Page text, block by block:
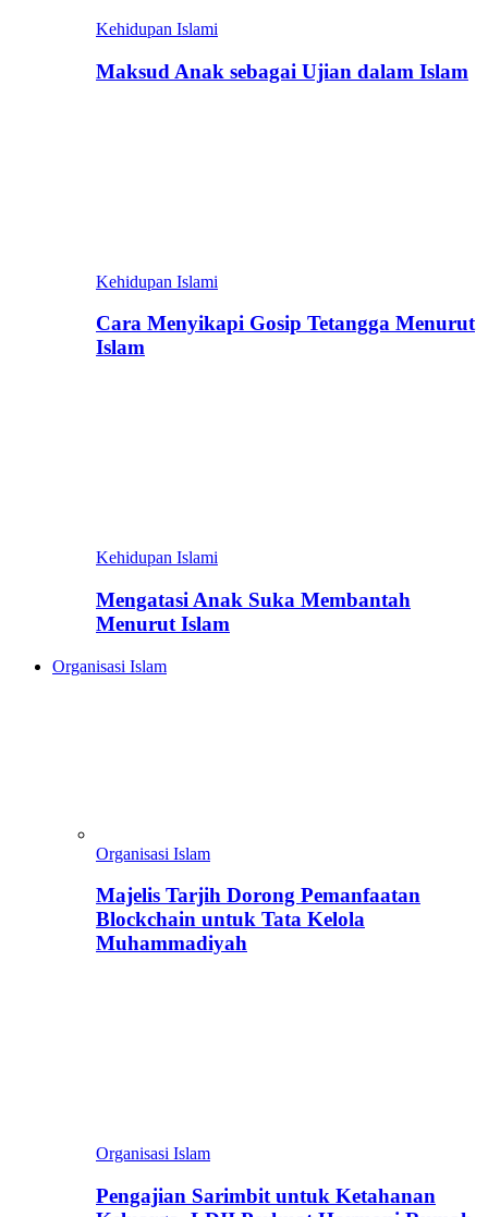
Kehidupan Islami
Maksud Anak sebagai Ujian dalam Islam
Kehidupan Islami
Cara Menyikapi Gosip Tetangga Menurut
Islam
Kehidupan Islami
Mengatasi Anak Suka Membantah
Menurut Islam
Organisasi Islam
Organisasi Islam
Majelis Tarjih Dorong Pemanfaatan
Blockchain untuk Tata Kelola
Muhammadiyah
Organisasi Islam
Pengajian Sarimbit untuk Ketahanan